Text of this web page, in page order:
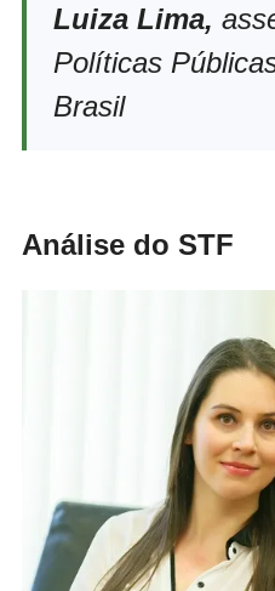
Luiza Lima,
Políticas
Brasil
Análise do STF